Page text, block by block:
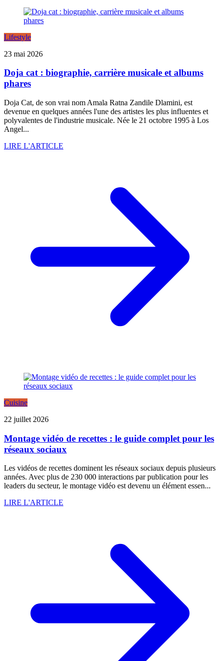
Lifestyle
23 mai 2026
Doja cat : biographie, carrière musicale et albums
phares
Doja Cat, de son vrai nom Amala Ratna Zandile Dlamini, est
devenue en quelques années l'une des artistes les plus influentes et
polyvalentes de l'industrie musicale. Née le 21 octobre 1995 à Los
Angel...
LIRE L'ARTICLE
Cuisine
22 juillet 2026
Montage vidéo de recettes : le guide complet pour les
réseaux sociaux
Les vidéos de recettes dominent les réseaux sociaux depuis plusieurs
années. Avec plus de 230 000 interactions par publication pour les
leaders du secteur, le montage vidéo est devenu un élément essen...
LIRE L'ARTICLE